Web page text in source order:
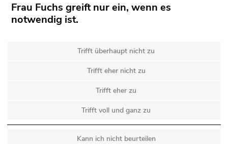
Frau Fuchs greift nur ein, wenn es
notwendig ist.
Trifft überhaupt nicht zu
Trifft eher nicht zu
Trifft eher zu
Trifft voll und ganz zu
Kann ich nicht beurteilen